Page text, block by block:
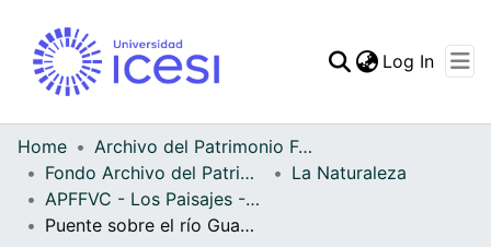
Statistics
Log In
Home
Archivo del Patrimonio Fotográfico y Fílmico del Valle del Cauca
Fondo Archivo del Patrimonio Fotográfico y Fílmico del Valle del Cauca
La Naturaleza
APFFVC - Los Paisajes - Patrimonial
Puente sobre el río Guadalajara